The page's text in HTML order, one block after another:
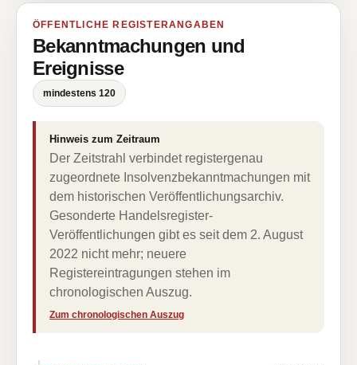
ÖFFENTLICHE REGISTERANGABEN
Bekanntmachungen und
Ereignisse
mindestens 120
Hinweis zum Zeitraum
Der Zeitstrahl verbindet registergenau
zugeordnete Insolvenzbekanntmachungen mit
dem historischen Veröffentlichungsarchiv.
Gesonderte Handelsregister-
Veröffentlichungen gibt es seit dem 2. August
2022 nicht mehr; neuere
Registereintragungen stehen im
chronologischen Auszug.
Zum chronologischen Auszug